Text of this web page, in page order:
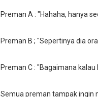
Preman A : "Hahaha, hanya
Preman B ; "Sepertinya dia
Preman C : "Bagaimana
Semua preman tampak ingin